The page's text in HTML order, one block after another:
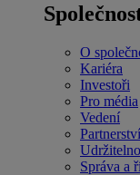
O
Kariéra
Investoři
Pro média
Vedení
Správa a